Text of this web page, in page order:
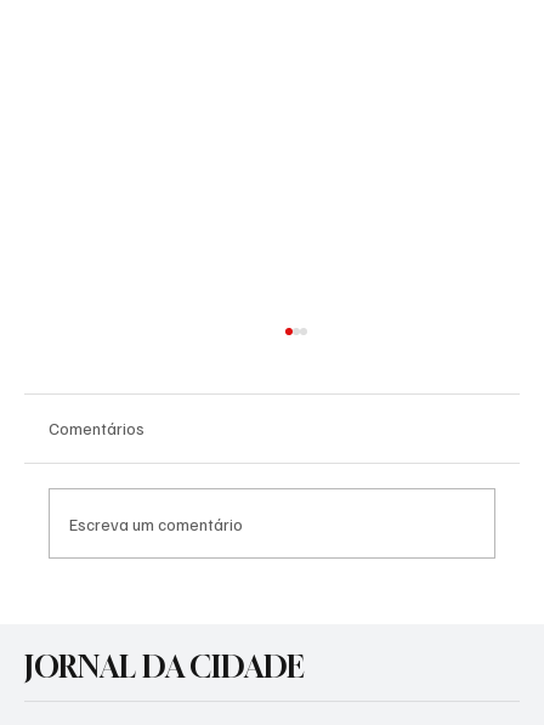
qualificar o tempo de resposta e
Comentários
Escreva um comentário
JORNAL DA CIDADE